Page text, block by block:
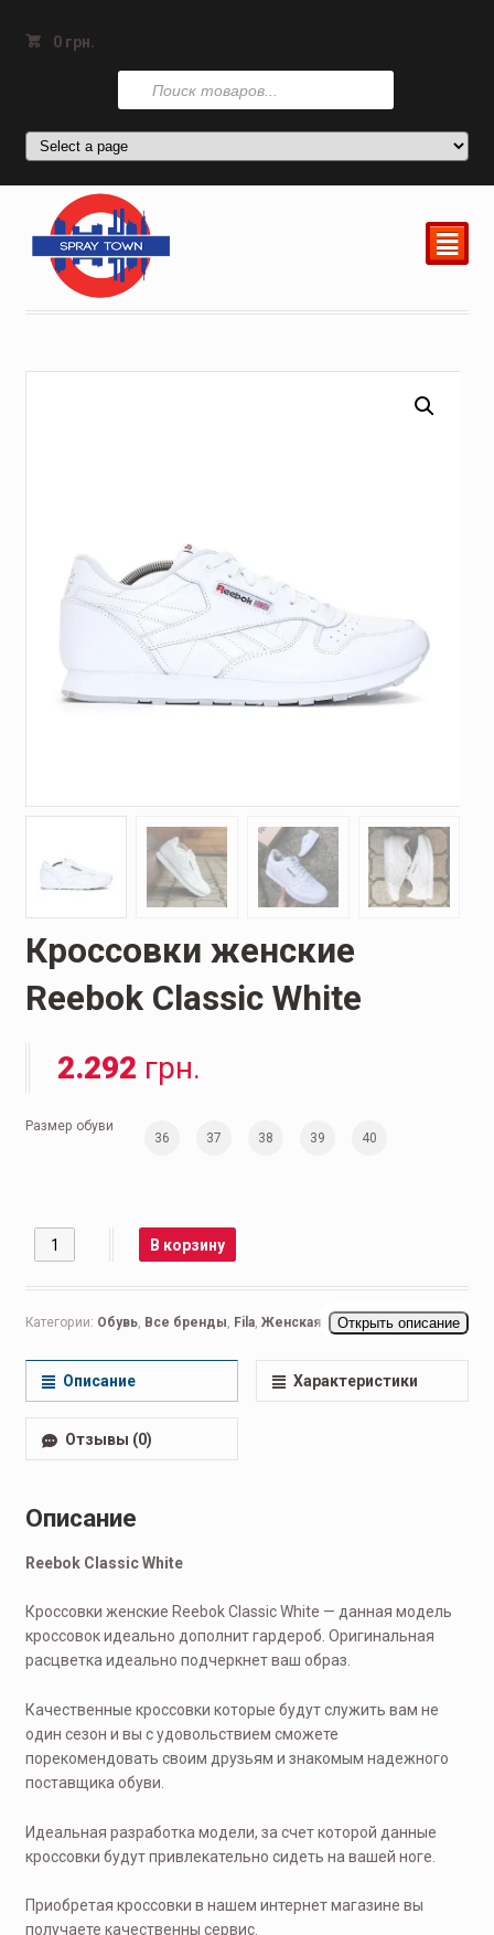
0 грн.
Поиск
товаров
²
Кроссовки женские
Reеbok Classic White
2.292 грн.
Размер обуви
36 37 38 39 40
Количество В корзину
Категории: Обувь, Все бренды, Fila, Женская обувь,Беговые
Открыть описание
Описание Характеристики
Отзывы (0)
Описание
Reеbok Classic White
Кроссовки женские Reеbok Classic White — данная модель
кроссовок идеально дополнит гардероб. Оригинальная
расцветка идеально подчеркнет ваш образ.
Качественные кроссовки которые будут служить вам не
один сезон и вы с удовольствием сможете
порекомендовать своим друзьям и знакомым надежного
поставщика обуви.
Идеальная разработка модели, за счет которой данные
кроссовки будут привлекательно сидеть на вашей ноге.
Приобретая кроссовки в нашем интернет магазине вы
получаете качественны сервис.